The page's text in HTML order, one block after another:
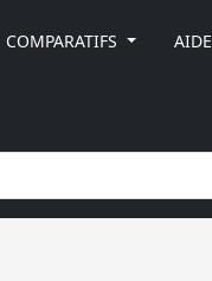
COMPARATIFS